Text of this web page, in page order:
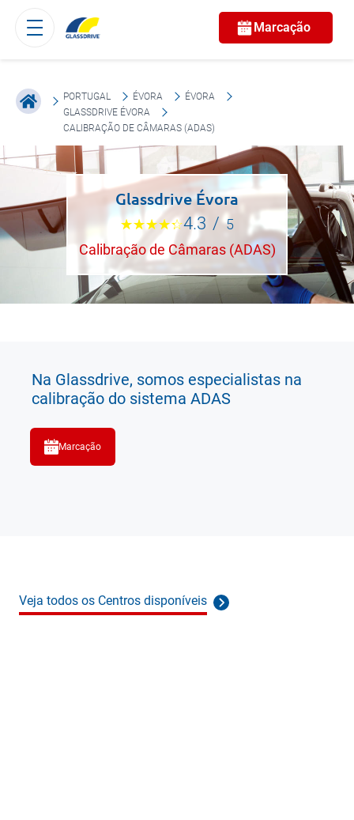
Marcação
PORTUGAL ÉVORA
ÉVORA
GLASSDRIVE ÉVORA
CALIBRAÇÃO DE CÂMARAS (ADAS)
Glassdrive Évora
4.3 / 5
Calibração de Câmaras (ADAS)
Na Glassdrive, somos especialistas na
calibração do sistema ADAS
Marcação
Veja todos os Centros disponíveis